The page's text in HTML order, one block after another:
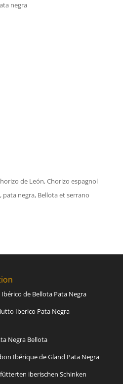
negra
de León, Chorizo espagnol
negra, Bellota et serrano
de Bellota Pata Negra
Iberico Pata Negra
Negra Bellota
Ibérique de Gland Pata Negra
iberischen Schinken